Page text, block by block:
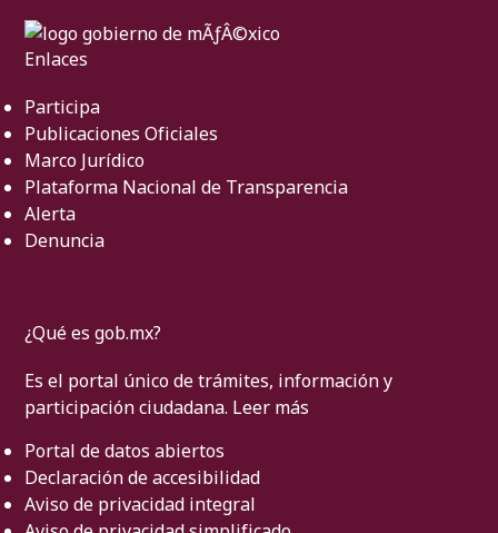
Enlaces
Participa
Publicaciones Oficiales
Marco Jurídico
Plataforma Nacional de Transparencia
Alerta
Denuncia
¿Qué es gob.mx?
Es el portal único de trámites, información y
participación ciudadana. Leer más
Portal de datos abiertos
Declaración de accesibilidad
Aviso de privacidad integral